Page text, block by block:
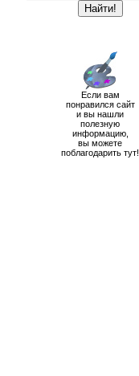
Если вам
понравился сайт
и вы нашли
полезную
информацию,
вы можете
поблагодарить тут!